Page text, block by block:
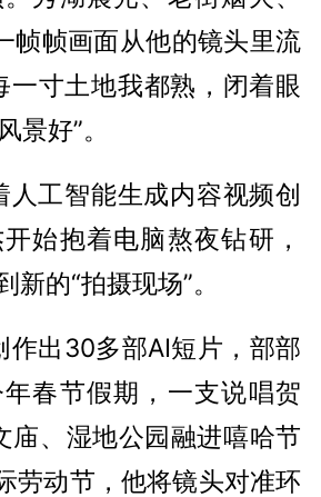
帧画面从他的镜头里流
一寸土地我都熟，闭着眼
景好”。
工智能生成内容视频创
始抱着电脑熬夜钻研，
新的“拍摄现场”。
作出30多部AI短片，部部
春节假期，一支说唱贺
庙、湿地公园融进嘻哈节
劳动节，他将镜头对准环